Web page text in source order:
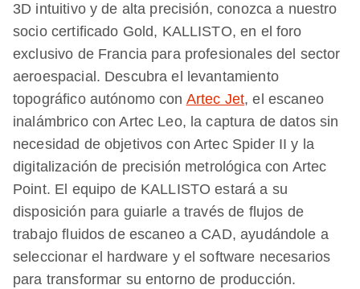
3D intuitivo y de alta precisión, conozca a nuestro
socio certificado Gold, KALLISTO, en el foro
exclusivo de Francia para profesionales del sector
aeroespacial. Descubra el levantamiento
topográfico autónomo con Artec Jet, el escaneo
inalámbrico con Artec Leo, la captura de datos sin
necesidad de objetivos con Artec Spider II y la
digitalización de precisión metrológica con Artec
Point. El equipo de KALLISTO estará a su
disposición para guiarle a través de flujos de
trabajo fluidos de escaneo a CAD, ayudándole a
seleccionar el hardware y el software necesarios
para transformar su entorno de producción.